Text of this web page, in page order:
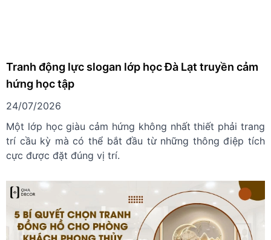
Tranh động lực slogan lớp học Đà Lạt truyền cảm
hứng học tập
24/07/2026
Một lớp học giàu cảm hứng không nhất thiết phải trang
trí cầu kỳ mà có thể bắt đầu từ những thông điệp tích
cực được đặt đúng vị trí.